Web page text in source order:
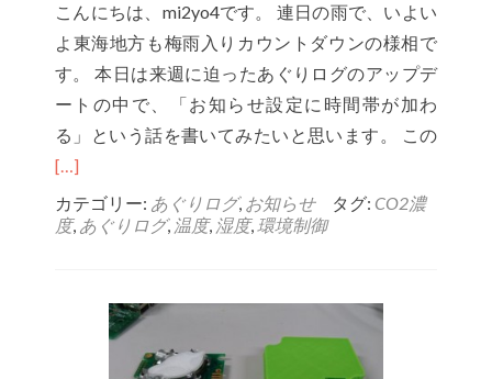
ミ
ナ
ー
に
て
表
こんにちは、mi2yo4です。 連日の雨で、いよい
よ東海地方も梅雨入りカウントダウンの様相で
す。 本日は来週に迫ったあぐりログのアップデ
ートの中で、「お知らせ設定に時間帯が加わ
る」という話を書いてみたいと思います。 このRead
[…]
カテゴリー: あぐりログ, お知らせ タグ: CO2濃
度, あぐりログ, 温度, 湿度,環境制御